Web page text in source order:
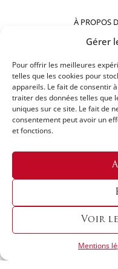
Gérer
Pour offrir les meilleures
telles que les cookies pour
appareils. Le fait de consentir
traiter des données telles que
uniques sur ce site. Le fait de
consentement peut avoir un
et fonctions.
Voir
Mentions
À PROPOS